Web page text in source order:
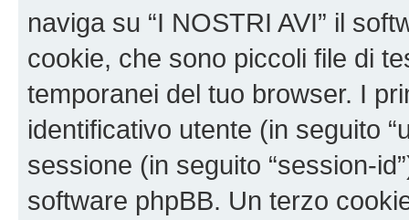
naviga su “I NOSTRI AVI” il
cookie, che sono piccoli file di
temporanei del tuo browser. I
identificativo utente (in seguito
sessione (in seguito “session-
software phpBB. Un terzo